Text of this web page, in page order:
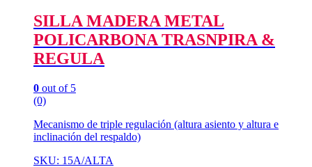
SILLA MADERA METAL
POLICARBONA TRASNPIRA &
REGULA
0 out of 5
(0)
Mecanismo de triple regulación (altura asiento y altura e
inclinación del respaldo)
SKU: 15A/ALTA